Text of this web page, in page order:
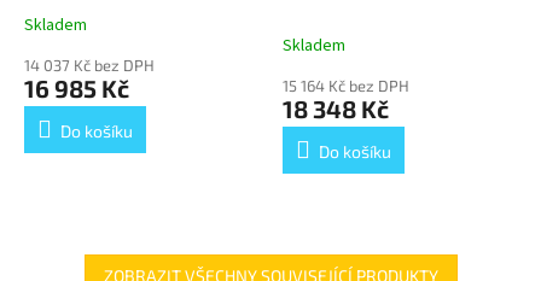
komplet 2 x naražeč
Průměrné
produktu
je
5,0
Skladem
14 037 Kč bez DPH
16 985 Kč
Do košíku
Dárek zdarma
Skladem
15 164 Kč bez DPH
18 348 Kč
Do košíku
ZOBRAZIT VŠECHNY SOUVISEJÍCÍ PRODUKTY